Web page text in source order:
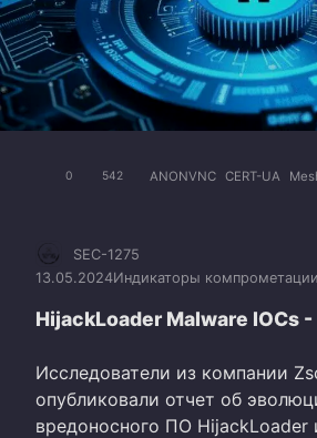
0 542 ANONVNC CERT-UA
SEC-1275
13.05.2024Индикаторы компрометации
HijackLoader Malware IOCs -
Исследователи из компании
опубликовали отчет об
вредоносного ПО HijackLoader